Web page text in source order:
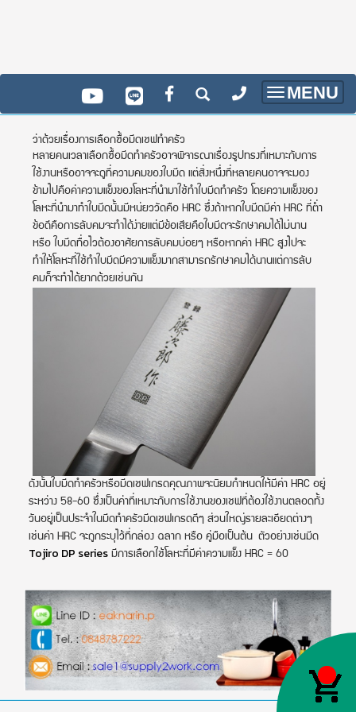
Toggle
MENU
ว่าด้วยเรื่องการเลือกซื้อมีดเชฟทำครัว
หลายคนเวลาเลือกซื้อมีดทำครัวอาจพิจารณาเรื่องรูปทรงที่เหมาะกับการ
ใช้งานหรืออาจจะดูที่ความคมของใบมีด แต่สิ่งหนึ่งที่หลายคนอาจจะมอง
ข้ามไปคือค่าความแข็งของโลหะที่นำมาใช้ทำใบมีดทำครัว โดยความแข็งของ
โลหะที่นำมาทำใบมีดนั้นมีหน่ยววัดคือ HRC ซึ่งถ้าหากใบมีดมีค่า HRC ที่ต่ำ
ข้อดีคือการลับคมจะทำได้ง่ายแต่มีข้อเสียคือใบมีดจะรักษาคมได้ไม่นาน
หรือ ใบมีดทื่อไวต้องอาศัยการลับคมบ่อยๆ หรือหากค่า HRC สูงไปจะ
ทำให้โลหะที่ใช้ทำใบมีดมีความแข็งมากสามารถรักษาคมได้นานแต่การลับ
คมก็จะทำได้ยากด้วยเช่นกัน
ดังนั้นใบมีดทำครัวหรือมีดเชฟเกรดคุณภาพจะนิยมกำหนดให้มีค่า HRC อยู่
ระหว่าง 58-60 ซึ่งเป็นค่าที่เหมาะกับการใช้งานของเชฟที่ต้องใช้งานตลอดทั้ง
วันอยู่เป็นประจำ ในมีดทำครัวมีดเชฟเกรดดีๆ ส่วนใหญ่รายละเอียดต่างๆ
เช่นค่า HRC จะถูกระบุไว้ที่กล่อง ฉลาก หรือ คู่มือเป็นต้น ตัวอย่างเช่นมีด
Tojiro DP series มีการเลือกใช้โลหะที่มีค่าความแข็ง HRC = 60